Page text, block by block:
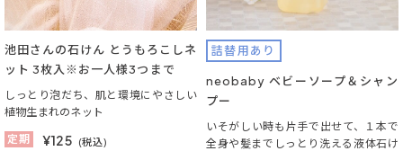
池田さんの石けん とうもろこしネ
ット 3枚入※お一人様3つまで
しっとり泡だち、肌と環境にやさしい
植物生まれのネット
定期
¥125 (税込)
詰替用あり
neobaby ベビーソープ＆シャン
プー
いそがしい時も片手で出せて、１本で
全身や髪までしっとり洗える液体石け